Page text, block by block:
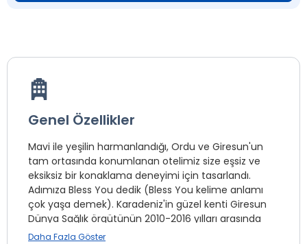
Genel Özellikler
Mavi ile yeşilin harmanlandığı, Ordu ve Giresun'un
tam ortasında konumlanan otelimiz size eşsiz ve
eksiksiz bir konaklama deneyimi için tasarlandı.
Adımıza Bless You dedik (Bless You kelime anlamı
çok yaşa demek). Karadeniz'in güzel kenti Giresun
Dünya Sağlık örgütünün 2010-2016 yılları arasında
Türkiye'nin 81 ilinde yapılan araştırmasına göre
Daha Fazla Göster